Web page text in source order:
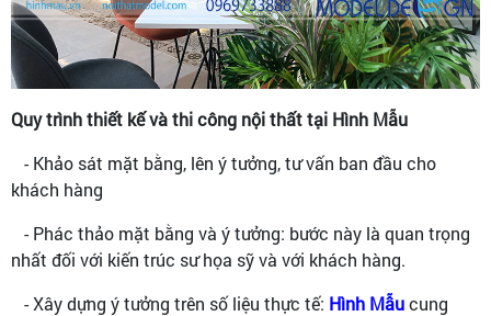
Quy trình thiết kế và thi công nội thất tại Hình Mẫu
- Khảo sát mặt bằng, lên ý tưởng, tư vấn ban đầu cho
khách hàng
- Phác thảo mặt bằng và ý tưởng: bước này là quan trọng
nhất đối với kiến trúc sư họa sỹ và với khách hàng.
- Xây dựng ý tưởng trên số liệu thực tế: Hình Mẫucung